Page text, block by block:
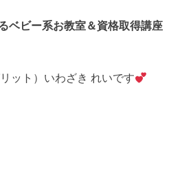
ベビー系お教室＆資格取得講座
ット）いわざき れいです